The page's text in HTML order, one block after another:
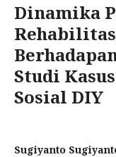
Dinamika
Studi
Sosial DIY
Sugiyanto